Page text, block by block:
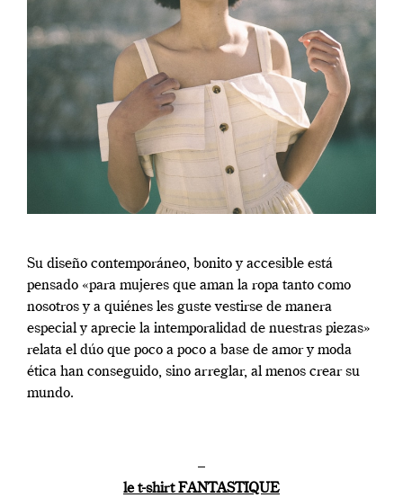
Su diseño contemporáneo, bonito y accesible está
pensado «para mujeres que aman la ropa tanto como
nosotros y a quiénes les guste vestirse de manera
especial y aprecie la intemporalidad de nuestras piezas»
relata el dúo que poco a poco a base de amor y moda
ética han conseguido, sino arreglar, al menos crear su
mundo.
–
le t-shirt FANTASTIQUE